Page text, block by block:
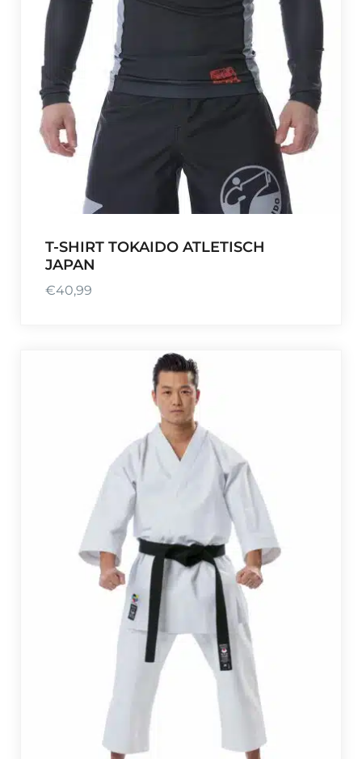
T-SHIRT TOKAIDO ATLETISCH
JAPAN
€40,99